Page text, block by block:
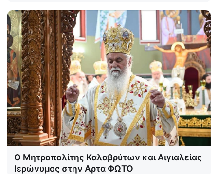
Ο Μητροπολίτης Καλαβρύτων και Αιγιαλείας
Ιερώνυμος στην Αρτα ΦΩΤΟ